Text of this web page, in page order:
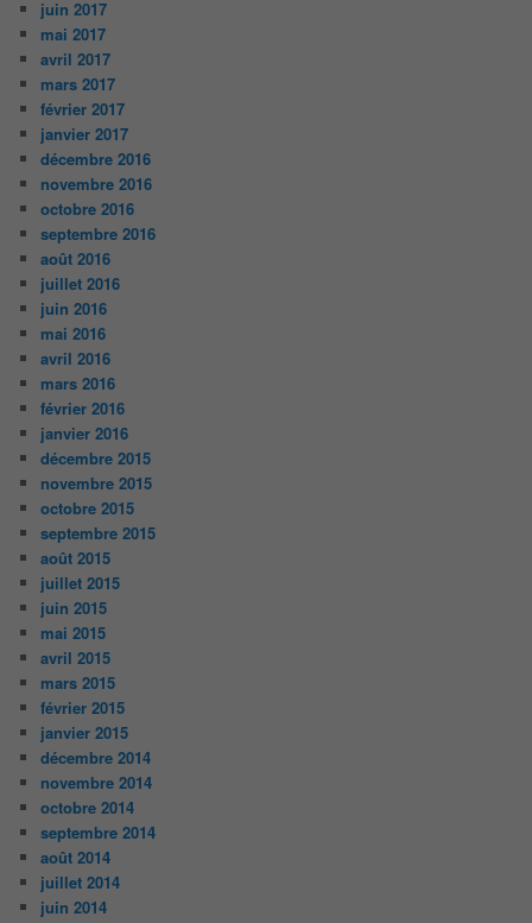
juin 2017
mai 2017
avril 2017
mars 2017
février 2017
janvier 2017
décembre 2016
novembre 2016
octobre 2016
septembre 2016
août 2016
juillet 2016
juin 2016
mai 2016
avril 2016
mars 2016
février 2016
janvier 2016
décembre 2015
novembre 2015
octobre 2015
septembre 2015
août 2015
juillet 2015
juin 2015
mai 2015
avril 2015
mars 2015
février 2015
janvier 2015
décembre 2014
novembre 2014
octobre 2014
septembre 2014
août 2014
juillet 2014
juin 2014